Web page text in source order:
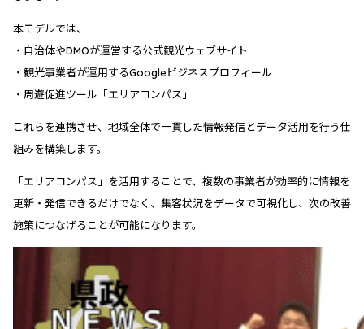
本モデルでは、
・自治体やDMOが運営する公式観光ウェブサイト
・観光事業者が運用するGoogleビジネスプロフィール
・周遊促進ツール「エリアコンパス」
これらを連携させ、地域全体で一貫した情報発信とデータ活用を行う仕
組みを構築します。
「エリアコンパス」を活用することで、複数の事業者が効率的に情報を
更新・発信できるだけでなく、集客状況をデータで可視化し、次の改善
施策につなげることが可能になります。